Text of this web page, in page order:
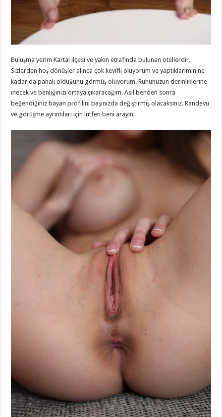
Buluşma yerim Kartal ilçesi ve yakın etrafında bulunan otellerdir.
Sizlerden hoş dönüşler alınca çok keyifli oluyorum ve yaptıklarımın ne
kadar da pahalı olduğunu görmüş oluyorum. Ruhunuzun derinliklerine
inecek ve benliğinizi ortaya çıkaracağım. Asıl benden sonra
beğendiğiniz bayan profilini başınızda değiştirmiş olacaksınız. Randevu
ve görüşme ayrıntıları için lütfen beni arayın.